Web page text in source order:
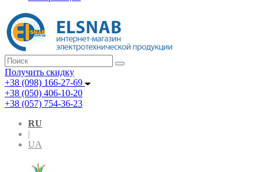
Получить скидку
+38 (098) 166-27-69
+38 (050) 406-10-20
+38 (057) 754-36-23
RU
|
UA